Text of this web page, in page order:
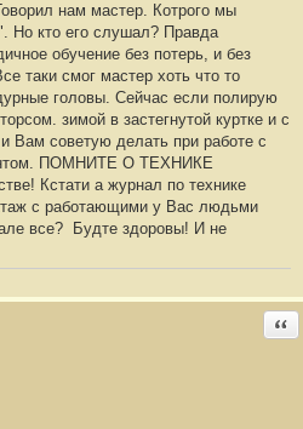
нам мастер. Котрого мы
Но кто его слушал? Правда
обучение без потерь, и без
таки смог мастер хоть что то
головы. Сейчас если полирую
зимой в застегнутой куртке и с
Вам советую делать при работе с
ПОМНИТЕ О ТЕХНИКЕ
Кстати а журнал по технике
с работающими у Вас людьми
все?
Будте здоровы! И не